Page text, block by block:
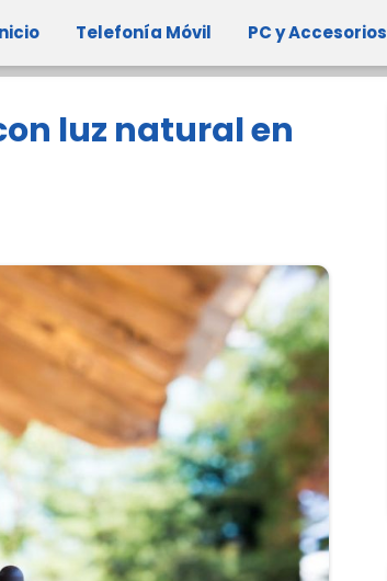
Telefonía Móvil PC y Accesorios
luz natural en